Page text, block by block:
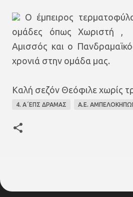
Ο έμπειρος
ομάδες όπως Χωριστή
Αμισσός και ο
χρονιά στην ομάδα μας.
Καλή σεζόν Θεόφιλε χωρίς
4. Α΄ΕΠΣ ΔΡΑΜΑΣ Α.Ε.